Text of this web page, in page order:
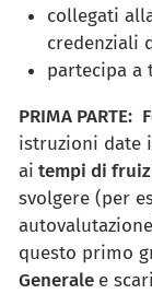
collegati
credenziali
partecipa a
PRIMA PARTE:
istruzioni date
ai tempi di
svolgere (per
questo primo
Generale e